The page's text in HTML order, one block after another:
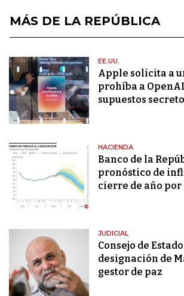
MÁS DE LA REPÚBLICA
EE.UU.
Apple solicita a
prohíba a
supuestos
HACIENDA
Banco de la
pronóstico de
cierre de año por
JUDICIAL
Consejo de
designación de
gestor de paz